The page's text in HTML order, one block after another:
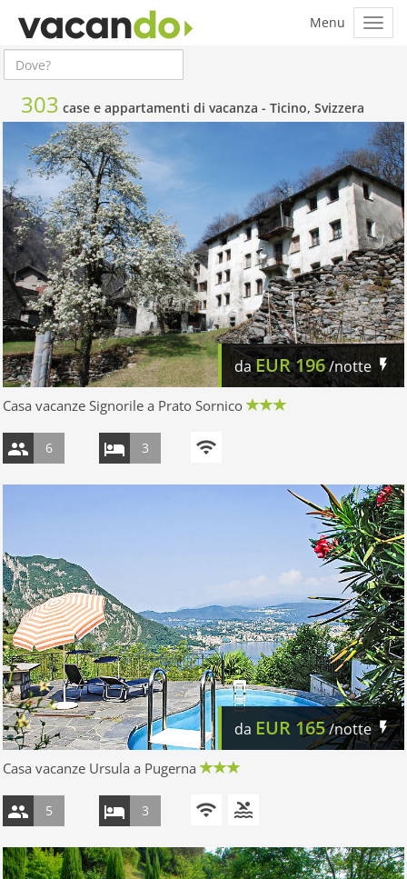
303 case e appartamenti di vacanza - Ticino, Svizzera
daEUR 196/notte
Casa vacanze Signorile a Prato Sornico
6 3
da EUR165/notte
Casa vacanze Ursula a Pugerna
5 3